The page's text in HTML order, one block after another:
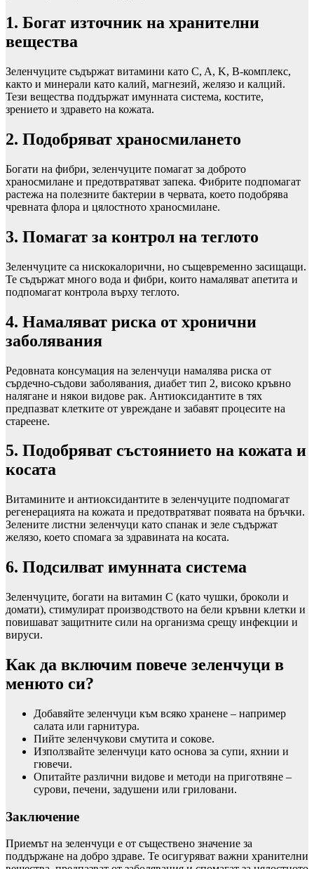
1. Богат източник на хранителни
вещества
Зеленчуците съдържат витамини като C, A, K, B-комплекс,
както и минерали като калий, магнезий, желязо и калций.
Тези вещества поддържат имунната система, костите,
зрението и здравето на кожата.
2. Подобряват храносмилането
Богати на фибри, зеленчуците помагат за доброто
храносмилане и предотвратяват запека. Фибрите подпомагат
растежа на полезните бактерии в червата, което подобрява
чревната флора и цялостното храносмилане.
3. Помагат за контрол на теглото
Зеленчуците са нискокалорични, но същевременно засищащи.
Те съдържат много вода и фибри, които намаляват апетита и
подпомагат контрола върху теглото.
4. Намаляват риска от хронични
заболявания
Редовната консумация на зеленчуци намалява риска от
сърдечно-съдови заболявания, диабет тип 2, високо кръвно
налягане и някои видове рак. Антиоксидантите в тях
предпазват клетките от увреждане и забавят процесите на
стареене.
5. Подобряват състоянието на кожата и
косата
Витамините и антиоксидантите в зеленчуците подпомагат
регенерацията на кожата и предотвратяват появата на бръчки.
Зелените листни зеленчуци като спанак и зеле съдържат
желязо, което спомага за здравината на косата.
6. Подсилват имунната система
Зеленчуците, богати на витамин C (като чушки, броколи и
домати), стимулират производството на бели кръвни клетки и
повишават защитните сили на организма срещу инфекции и
вируси.
Как да включим повече зеленчуци в
менюто си?
Добавяйте зеленчуци към всяко хранене – например
салата или гарнитура.
Пийте зеленчукови смутита и сокове.
Използвайте зеленчуци като основа за супи, яхнии и
гювечи.
Опитайте различни видове и методи на приготвяне –
сурови, печени, задушени или гриловани.
Заключение
Приемът на зеленчуци е от съществено значение за
поддържане на добро здраве. Те осигуряват важни хранителни